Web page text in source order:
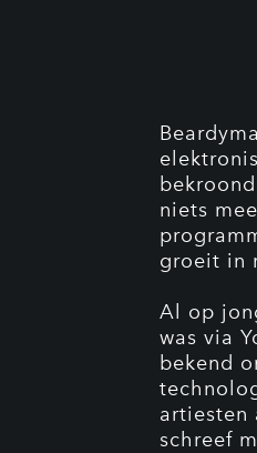
niets
groeit in
Al op
was via
bekend
artiesten
schreef